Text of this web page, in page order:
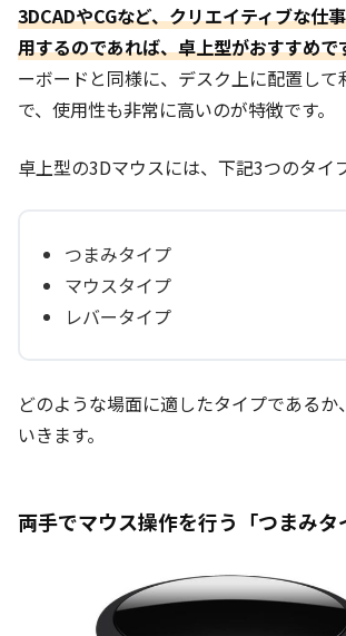
3DCADやCGなど、クリエイティブな仕
用するのであれば、卓上型がおすすめで
ーボードと同様に、デスク上に配置して
で、使用性も非常に高いのが特徴です。
卓上型の3Dマウスには、下記3つのタイ
つまみタイプ
マウスタイプ
レバータイプ
どのような場面に適したタイプであるか
いきます。
両手でマウス操作を行う「つまみタ